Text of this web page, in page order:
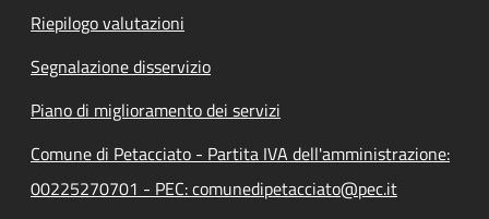
Riepilogo valutazioni
Segnalazione disservizio
Piano di miglioramento dei servizi
Comune di Petacciato - Partita IVA dell'amministrazione:
00225270701 - PEC: comunedipetacciato@pec.it